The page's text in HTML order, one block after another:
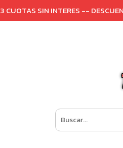
3 CUOTAS SIN INTERES --